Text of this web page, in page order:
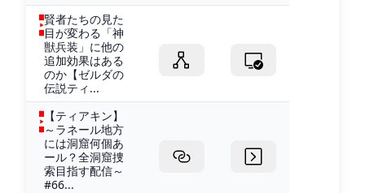
賢者たちの見た
目が変わる「神
獣兵装」に他の
追加効果はある
のか【ゼルダの
伝説ティ...
【ティアキン】
～ラネール地方
には洞窟何個あ
ール？全洞窟捜
索目指す配信～
#66...